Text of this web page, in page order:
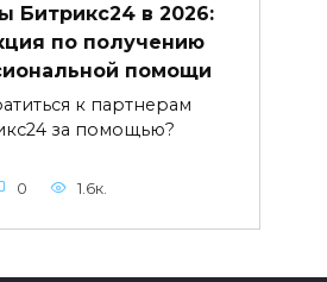
Битрикс24 в 2026:
по получению
помощи
к партнерам
за помощью?
0 1.6к.